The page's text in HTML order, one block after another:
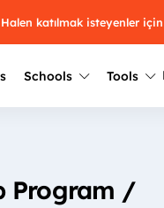
katılmak isteyenler
Schools
Üniversite
keşfet.
Tools
2025Winners
Program /